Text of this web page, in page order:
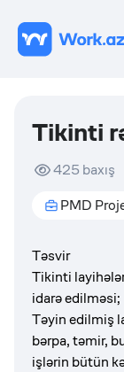
Tikinti
425 baxış
PMD
Təsvir
Tikinti
idarə edilməsi;
Təyin edilmiş
bərpa, təmir,
işlərin bütün